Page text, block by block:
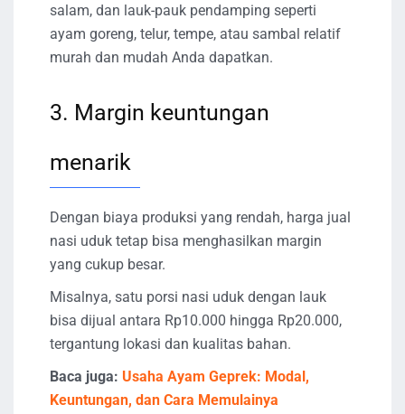
salam, dan lauk-pauk pendamping seperti
ayam goreng, telur, tempe, atau sambal relatif
murah dan mudah Anda dapatkan.
3. Margin keuntungan
menarik
Dengan biaya produksi yang rendah, harga jual
nasi uduk tetap bisa menghasilkan margin
yang cukup besar.
Misalnya, satu porsi nasi uduk dengan lauk
bisa dijual antara Rp10.000 hingga Rp20.000,
tergantung lokasi dan kualitas bahan.
Baca juga: Usaha Ayam Geprek: Modal,
Keuntungan, dan Cara Memulainya